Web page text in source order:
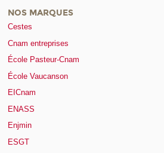
NOS MARQUES
Cestes
Cnam entreprises
École Pasteur-Cnam
École Vaucanson
EICnam
ENASS
Enjmin
ESGT